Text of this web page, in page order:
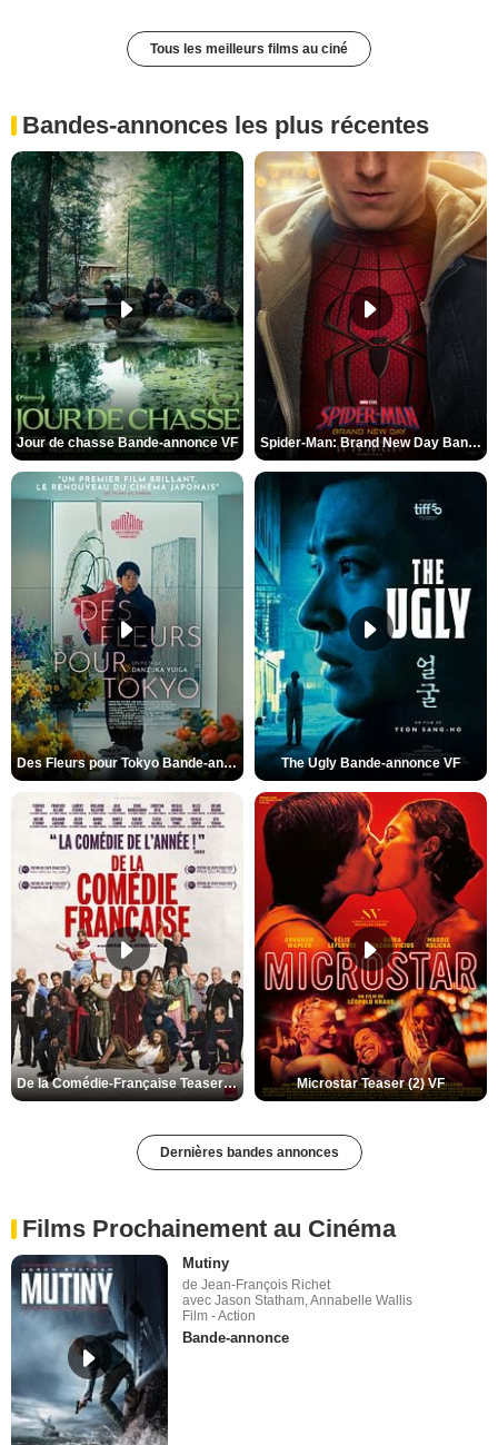
Tous les meilleurs films au ciné
Bandes-annonces les plus récentes
Jour de chasse Bande-annonce VF Spider-Man: Brand New Day Bande-annonce (3) VO STFR
Des Fleurs pour Tokyo Bande-annonce VO STFR The Ugly Bande-annonce VF
De la Comédie-Française Teaser (3) VF Microstar Teaser (2) VF
Dernières bandes annonces
Films Prochainement au Cinéma
Mutiny
de Jean-François Richet
avec Jason Statham, Annabelle Wallis
Film - Action
Bande-annonce